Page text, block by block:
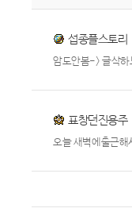
섭종플스토리
암도안봄-> 글삭하
표창던진용주
오늘 새벽에출근해